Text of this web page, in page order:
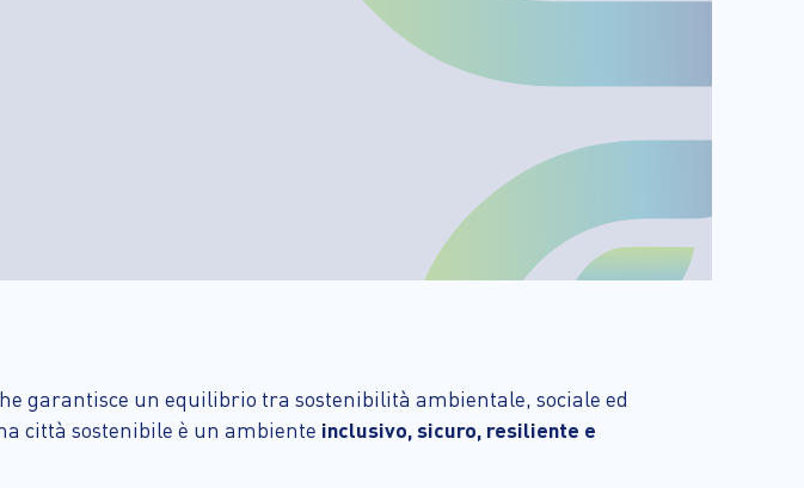
garantisce un equilibrio tra sostenibilità ambientale, sociale ed
città sostenibile è un ambiente inclusivo, sicuro, resiliente e